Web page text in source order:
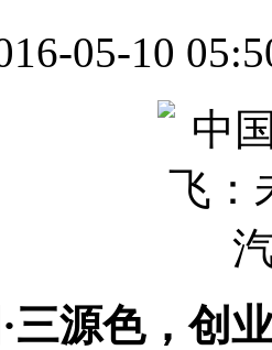
05-10
三源色，创